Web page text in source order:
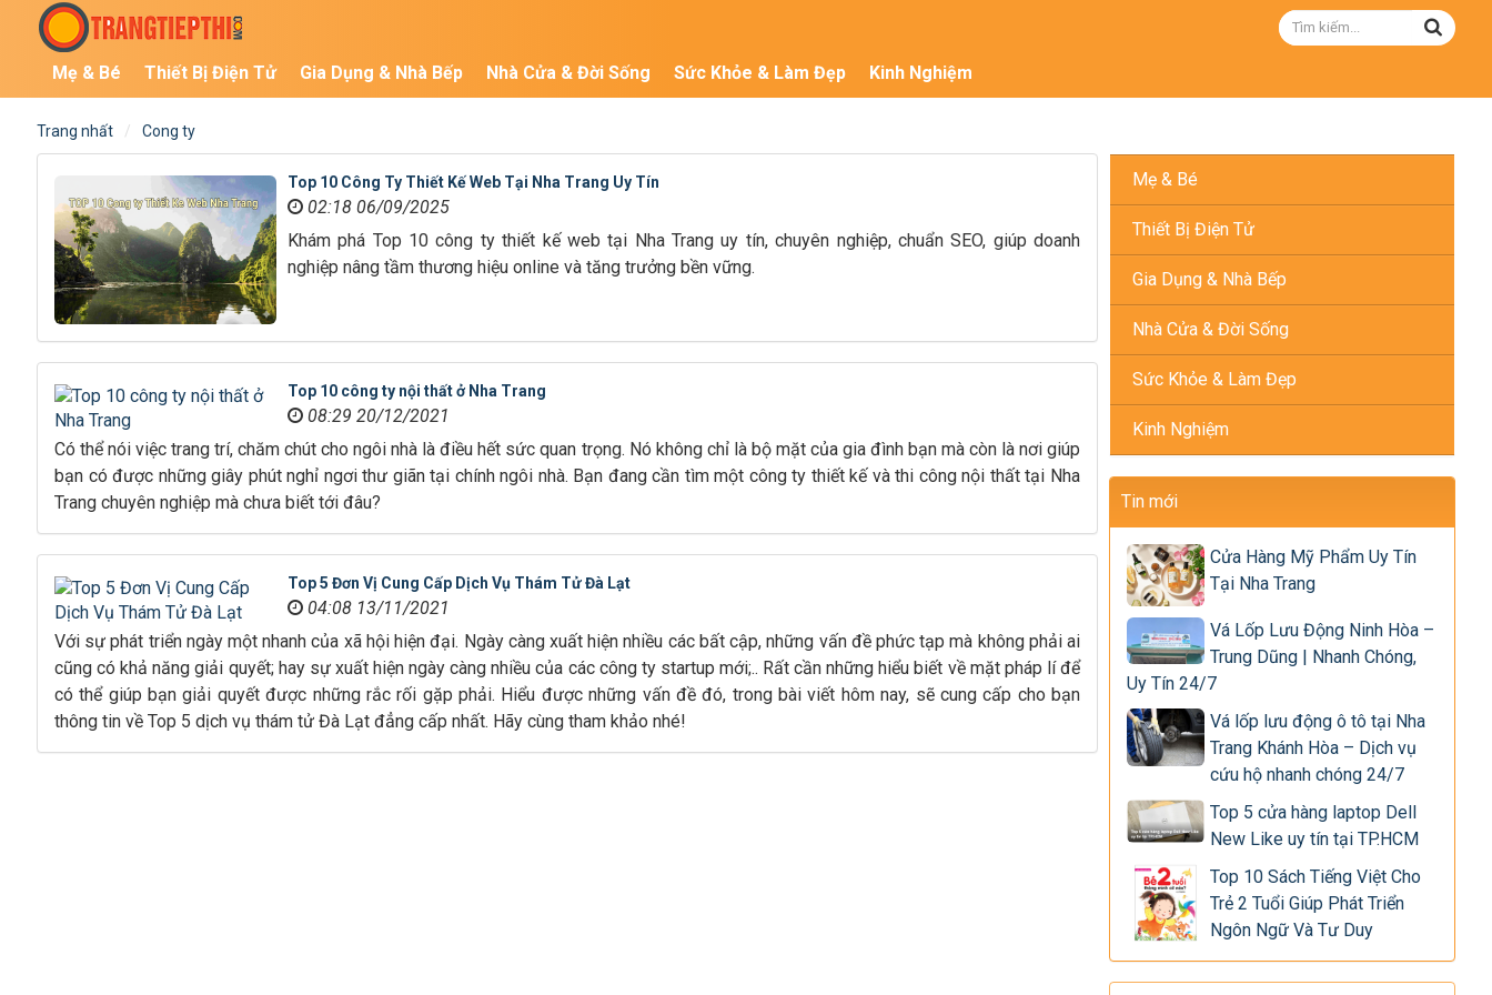
Mẹ & Bé Thiết Bị Điện Tử Gia Dụng & Nhà Bếp Nhà Cửa & Đời Sống Sức Khỏe & Làm Đẹp Kinh Nghiệm
Trang nhất Cong ty
Top 10 Công Ty Thiết Kế Web Tại Nha Trang Uy Tín
02:18 06/09/2025
Khám phá Top 10 công ty thiết kế web tại Nha Trang uy tín, chuyên nghiệp, chuẩn SEO, giúp doanh
nghiệp nâng tầm thương hiệu online và tăng trưởng bền vững.
Top 10 công ty nội thất ở Nha Trang
08:29 20/12/2021
Có thể nói việc trang trí, chăm chút cho ngôi nhà là điều hết sức quan trọng. Nó không chỉ là bộ mặt của gia đình bạn mà còn là nơi giúp
bạn có được những giây phút nghỉ ngơi thư giãn tại chính ngôi nhà. Bạn đang cần tìm một công ty thiết kế và thi công nội thất tại Nha
Trang chuyên nghiệp mà chưa biết tới đâu?
Top 5 Đơn Vị Cung Cấp Dịch Vụ Thám Tử Đà Lạt
04:08 13/11/2021
Với sự phát triển ngày một nhanh của xã hội hiện đại. Ngày càng xuất hiện nhiều các bất cập, những vấn đề phức tạp mà không phải ai
cũng có khả năng giải quyết; hay sự xuất hiện ngày càng nhiều của các công ty startup mới;.. Rất cần những hiểu biết về mặt pháp lí để
có thể giúp bạn giải quyết được những rắc rối gặp phải. Hiểu được những vấn đề đó, trong bài viết hôm nay, sẽ cung cấp cho bạn
thông tin về Top 5 dịch vụ thám tử Đà Lạt đẳng cấp nhất. Hãy cùng tham khảo nhé!
Mẹ & Bé
Thiết Bị Điện Tử
Gia Dụng & Nhà Bếp
Nhà Cửa & Đời Sống
Sức Khỏe & Làm Đẹp
Kinh Nghiệm
Tin mới
Cửa Hàng Mỹ Phẩm Uy Tín
Tại Nha Trang
Vá Lốp Lưu Động Ninh Hòa –
Trung Dũng | Nhanh Chóng,
Uy Tín 24/7
Vá lốp lưu động ô tô tại Nha
Trang Khánh Hòa – Dịch vụ
cứu hộ nhanh chóng 24/7
Top 5 cửa hàng laptop Dell
New Like uy tín tại TP.HCM
Top 10 Sách Tiếng Việt Cho
Trẻ 2 Tuổi Giúp Phát Triển
Ngôn Ngữ Và Tư Duy